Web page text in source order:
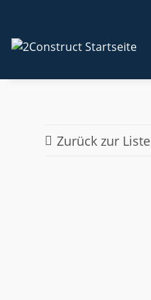
Zurück zur Liste